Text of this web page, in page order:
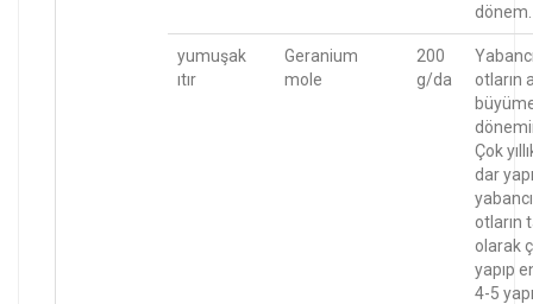
dönem.
yumuşak
ıtır
Geranium
mole
200
g/da
otların
Çok
dar
yabancı
otların
olarak
yapıp
4-5